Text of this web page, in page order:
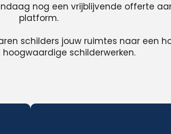
nog een vrijblijvende offerte
platform.
schilders jouw ruimtes naar een
schilderwerken.